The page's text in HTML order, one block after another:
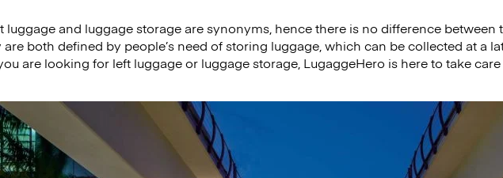
luggage and luggage storage are synonyms, hence there is no difference between
are both defined by people’s need of storing luggage, which can be collected at a
are looking for left luggage or luggage storage, LugaggeHero is here to take